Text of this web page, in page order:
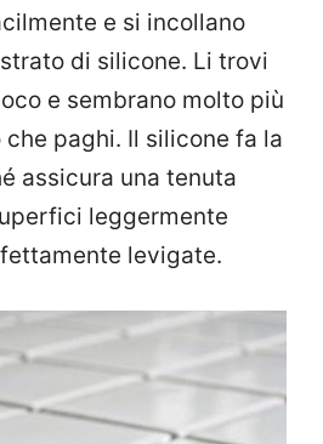
e si incollano
di silicone. Li trovi
e sembrano molto più
paghi. Il silicone fa la
assicura una tenuta
leggermente
levigate.